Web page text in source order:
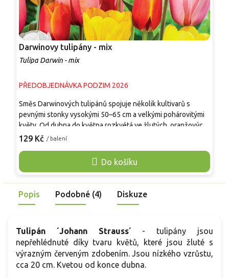
Darwinovy tulipány - mix
Tulipa Darwin - mix
PŘEDOBJEDNÁVKA PODZIM 2026
129 Kč / balení
Do košíku
Směs Darwinových tulipánů spojuje několik kultivarů s
pevnými stonky vysokými 50–65 cm a velkými pohárovitými
květy. Od dubna do května rozkvétá ve žlutých, oranžových,
červených, růžových i vícebarevných odstínech, jejichž
jarnímu větru a dešti, mají dlouhou výdrž ve váze a jsou
vhodné k řezu. Směs vynikne v záhonech, podél cest, mezi
Popis Podobné (4) Diskuze
Tulipán ´Johann Strauss´ - tulipány jsou
nepřehlédnuté díky tvaru květů, které jsou žluté s
výrazným červeným zdobením. Jsou nízkého vzrůstu,
cca 20 cm. Kvetou od konce dubna.